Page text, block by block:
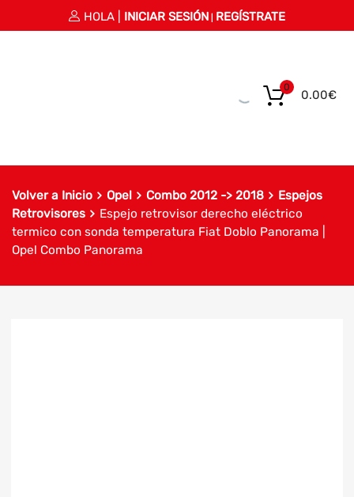
HOLA | INICIAR SESIÓN REGÍSTRATE
0.00€
0
Volver a Inicio Opel Combo 2012 -> 2018
Espejos
Retrovisores
Espejo retrovisor derecho eléctrico
termico con sonda temperatura Fiat Doblo Panorama |
Opel Combo Panorama